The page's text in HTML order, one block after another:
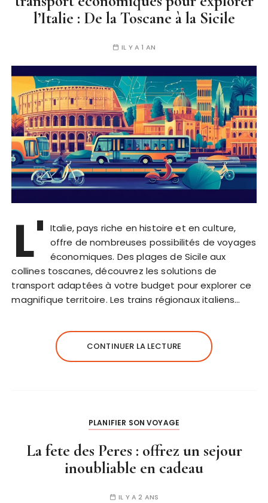
l’Italie : De la Toscane à la Sicile
IL Y A 1 AN
L' Italie, pays riche en histoire et en culture,
offre de nombreuses possibilités de voyages
économiques. Des plages de Sicile aux
collines toscanes, découvrez les solutions de
transport adaptées à votre budget pour explorer ce
magnifique territoire. Les trains régionaux italiens…
CONTINUER LA LECTURE
PLANIFIER SON VOYAGE
La fete des Peres : offrez un sejour
inoubliable en cadeau
IL Y A 2 ANS